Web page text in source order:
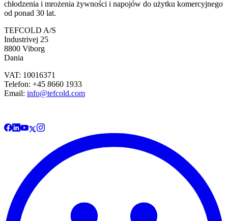
chłodzenia i mrożenia żywności i napojów do użytku komercyjnego
od ponad 30 lat.
TEFCOLD A/S
Industrivej 25
8800 Viborg
Dania
VAT: 10016371
Telefon: +45 8660 1933
Email: info@tefcold.com